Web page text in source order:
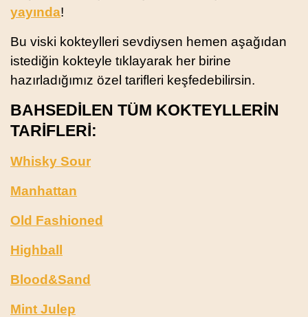
yayında!
Bu viski kokteylleri sevdiysen hemen aşağıdan
istediğin kokteyle tıklayarak her birine
hazırladığımız özel tarifleri keşfedebilirsin.
BAHSEDİLEN TÜM KOKTEYLLERİN
TARİFLERİ:
Whisky Sour
Manhattan
Old Fashioned
Highball
Blood&Sand
Mint Julep